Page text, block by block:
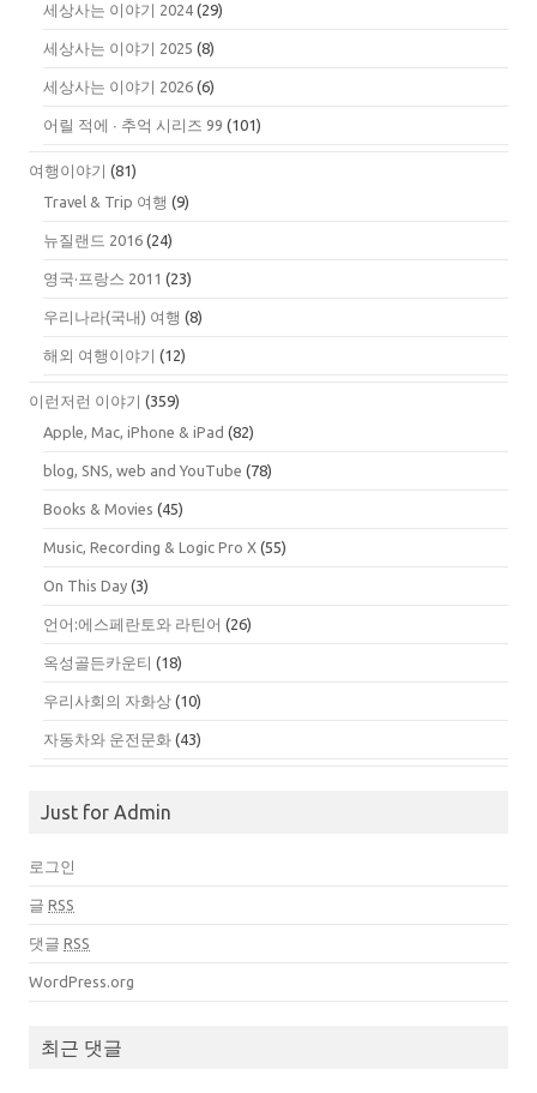
세상사는 이야기 2024 (29)
세상사는 이야기 2025 (8)
세상사는 이야기 2026 (6)
어릴 적에 ∙ 추억 시리즈 99 (101)
여행이야기 (81)
Travel & Trip 여행 (9)
뉴질랜드 2016 (24)
영국·프랑스 2011 (23)
우리나라(국내) 여행 (8)
해외 여행이야기 (12)
이런저런 이야기 (359)
Apple, Mac, iPhone & iPad (82)
blog, SNS, web and YouTube (78)
Books & Movies (45)
Music, Recording & Logic Pro X (55)
On This Day (3)
언어:에스페란토와 라틴어 (26)
옥성골든카운티 (18)
우리사회의 자화상 (10)
자동차와 운전문화 (43)
Just for Admin
로그인
글 RSS
댓글 RSS
WordPress.org
최근 댓글